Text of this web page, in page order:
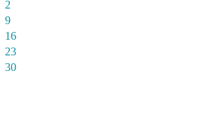
2
9
16
23
30